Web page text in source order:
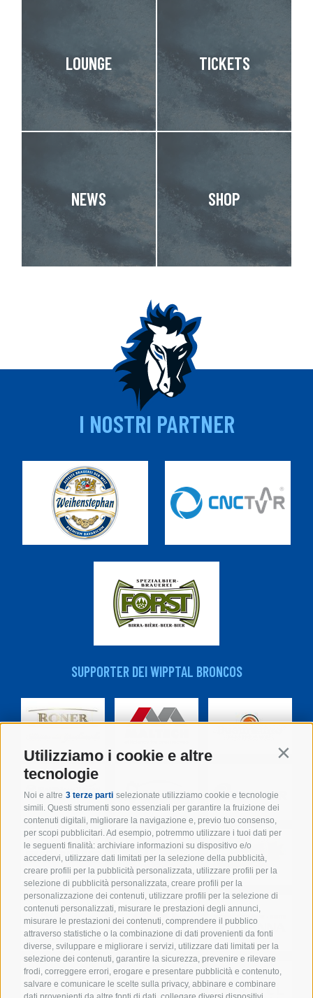
Utilizziamo i cookie e altre
tecnologie
Noi e altre 3 terze parti selezionate utilizziamo cookie e tecnologie
simili. Questi strumenti sono essenziali per garantire la fruizione dei
contenuti digitali, migliorare la navigazione e, previo tuo consenso,
per scopi pubblicitari. Ad esempio, potremmo utilizzare i tuoi dati per
le seguenti finalità: archiviare informazioni su dispositivo e/o
accedervi, utilizzare dati limitati per la selezione della pubblicità,
creare profili per la pubblicità personalizzata, utilizzare profili per la
selezione di pubblicità personalizzata, creare profili per la
personalizzazione dei contenuti, utilizzare profili per la selezione di
contenuti personalizzati, misurare le prestazioni degli annunci,
misurare le prestazioni dei contenuti, comprendere il pubblico
attraverso statistiche o la combinazione di dati provenienti da fonti
diverse, sviluppare e migliorare i servizi, utilizzare dati limitati per la
selezione dei contenuti, garantire la sicurezza, prevenire e rilevare
frodi, correggere errori, erogare e presentare pubblicità e contenuto,
salvare e comunicare le scelte sulla privacy, abbinare e combinare
LOUNGE TICKETS
NEWS SHOP
I NOSTRI PARTNER
SUPPORTER DEI WIPPTAL BRONCOS